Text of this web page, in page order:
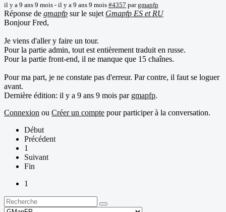
il y a 9 ans 9 mois - il y a 9 ans 9 mois #4357 pargmapfp
Réponse de gmapfp sur le sujet Gmapfp ES et RU
Bonjour Fred,
Je viens d'aller y faire un tour.
Pour la partie admin, tout est entièrement traduit en russe.
Pour la partie front-end, il ne manque que 15 chaînes.
Pour ma part, je ne constate pas d'erreur. Par contre, il faut se loguer
avant.
Dernière édition: il y a 9 ans 9 mois par gmapfp.
Connexion ou Créer un compte pour participer à la conversation.
Début
Précédent
1
Suivant
Fin
1